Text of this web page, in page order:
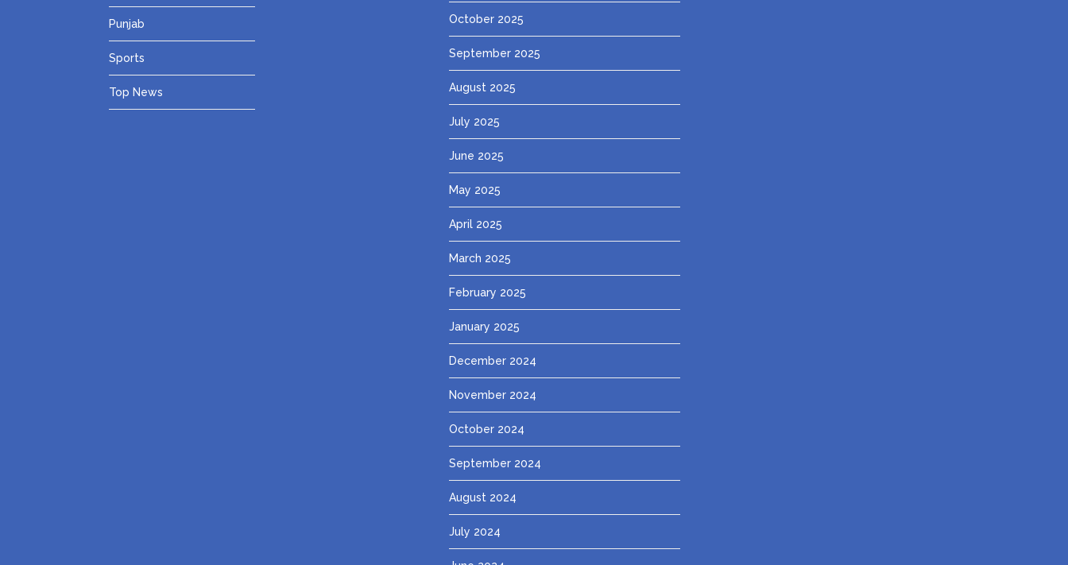
Punjab
Sports
Top News
October 2025
September 2025
August 2025
July 2025
June 2025
May 2025
April 2025
March 2025
February 2025
January 2025
December 2024
November 2024
October 2024
September 2024
August 2024
July 2024